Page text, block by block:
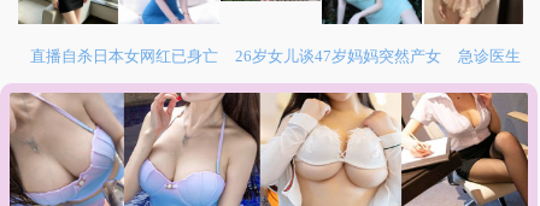
直播自杀日本女网红已身亡 26岁女儿谈47岁妈妈突然产女 急诊医生
漏诊致患儿死亡获刑1年 银鹭回应万元赔偿转账备注顾客敲诈
上海雪
花膏破产
网友评论：